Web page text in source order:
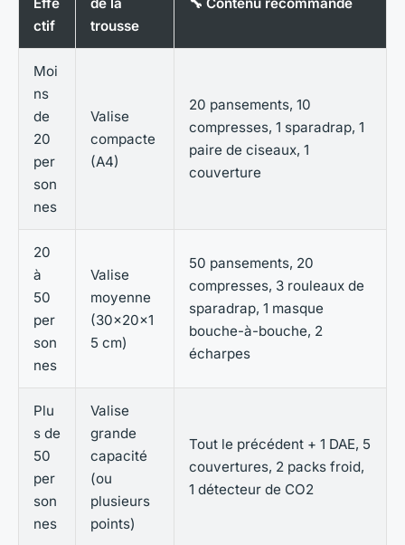
ctif
trousse
Moi
ns
de
20
per
son
nes
Valise
compacte
(A4)
20 pansements, 10
compresses, 1 sparadrap, 1
paire de ciseaux, 1
couverture
20
à
50
per
son
nes
Valise
moyenne
(30x20x1
5 cm)
50 pansements, 20
compresses, 3 rouleaux de
sparadrap, 1 masque
bouche-à-bouche, 2
écharpes
Plu
s de
50
per
son
nes
Valise
grande
capacité
(ou
plusieurs
points)
Tout le précédent + 1 DAE, 5
couvertures, 2 packs froid,
1 détecteur de CO2